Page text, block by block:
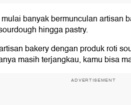
banyak bermunculan artisan
hingga pastry.
bakery dengan produk roti
masih terjangkau, kamu bisa
ADVERTISEMENT